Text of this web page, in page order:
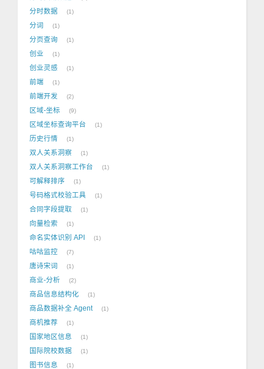
分时数据 1
分词 1
分页查询 1
创业 1
创业灵感 1
前端 1
前端开发 2
区域-坐标 9
区域坐标查询平台 1
历史行情 1
双人关系洞察 1
双人关系洞察工作台 1
可解释排序 1
号码格式校验工具 1
合同字段提取 1
向量检索 1
命名实体识别 API 1
咕咕监控 7
唐诗宋词 1
商业-分析 2
商品信息结构化 1
商品数据补全 Agent 1
商机推荐 1
国家地区信息 1
国际院校数据 1
图书信息 1